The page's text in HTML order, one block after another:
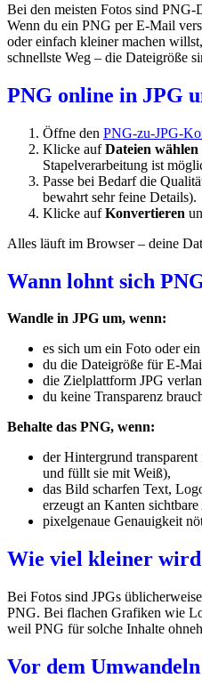
Bei den meisten Fotos sind PNG-
Wenn du ein PNG per E-Mail
oder einfach kleiner machen
schnellste Weg – die Dateigröße
PNG online in JPG
Öffne den PNG-zu-JPG-
Klicke aufDateien wählen
Stapelverarbeitung ist
Passe bei Bedarf die
bewahrt sehr feine Details).
Klicke aufKonvertieren
Alles läuft im Browser – deine
Wann lohnt sich
Wandle in JPG um, wenn:
es sich um ein Foto oder
du die Dateigröße für E-
die Zielplattform JPG
du keine Transparenz
Behalte das PNG, wenn:
der Hintergrund
und füllt sie mit Weiß),
das Bild scharfen Text,
erzeugt an Kanten
pixelgenaue Genauigkeit
Wie viel kleiner
Bei Fotos sind JPGs
PNG. Bei flachen Grafiken wie
weil PNG für solche Inhalte
Vor dem Umwandeln